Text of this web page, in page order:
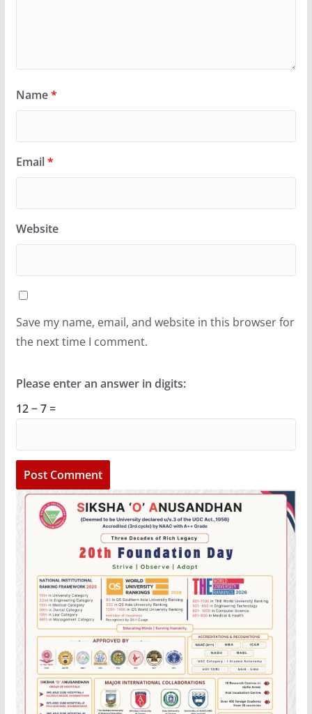
Name*
Email*
Website
Save my name, email, and website in this browser for
the next time I comment.
Please enter an answer in digits:
12 − 7 =